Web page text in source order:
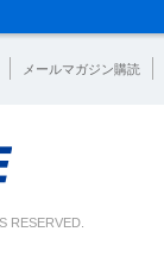
メールマガジン購読
RESERVED.